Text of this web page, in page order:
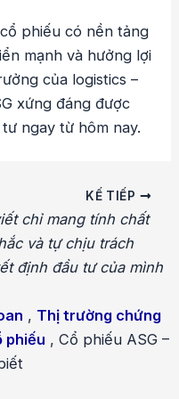
phiếu có nền tảng
mạnh và hưởng lợi
của logistics –
xứng đáng được
ngay từ hôm nay.
KẾ TIẾP
chỉ mang tính chất
và tự chịu trách
định đầu tư của mình
, Thị trường chứng
phiếu , Cổ phiếu ASG –